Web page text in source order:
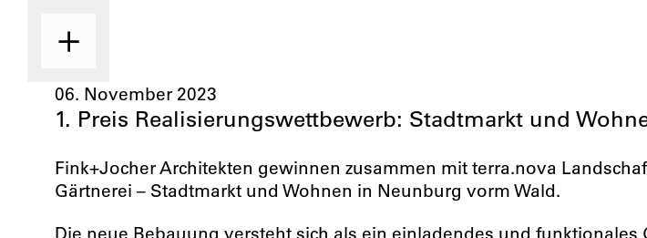
06. November 2023
1. Preis Realisierungswettbewerb: Stadtmarkt und
Fink+Jocher Architekten gewinnen zusammen mit terra.nova
Gärtnerei – Stadtmarkt und Wohnen in Neunburg vorm Wald.
Die neue Bebauung versteht sich als ein einladendes und